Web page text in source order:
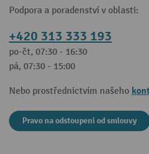
Podpora a poradenství v oblasti:
+420 313 333 193
po-čt, 07:30 - 16:30
pá, 07:30 - 15:00
Nebo prostřednictvím našeho
Pravo na odstoupeni od smlouvy